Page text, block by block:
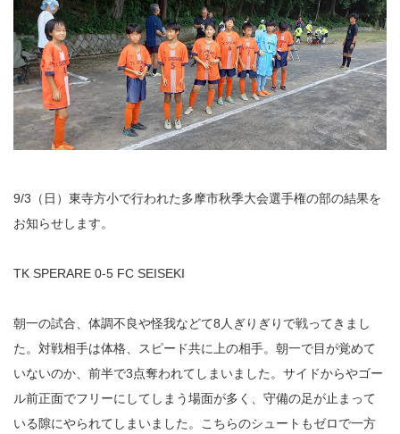
9/3（日）東寺方小で行われた多摩市秋季大会選手権の部の結果を
お知らせします。
TK SPERARE 0-5 FC SEISEKI
朝一の試合、体調不良や怪我などて8人ぎりぎりで戦ってきまし
た。対戦相手は体格、スピード共に上の相手。朝一で目が覚めて
いないのか、前半で3点奪われてしまいました。サイドからやゴー
ル前正面でフリーにしてしまう場面が多く、守備の足が止まって
いる隙にやられてしまいました。こちらのシュートもゼロで一方